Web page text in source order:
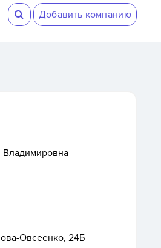
Добавить компанию
Владимировна
Овсеенко, 24Б